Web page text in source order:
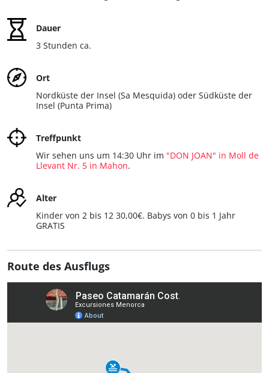
Dauer
3 Stunden ca.
Ort
Nordküste der Insel (Sa Mesquida) oder Südküste der
Insel (Punta Prima)
Treffpunkt
Wir sehen uns um 14:30 Uhr im "DON JOAN" in Moll de
Llevant Nr. 5 in Mahon.
Alter
Kinder von 2 bis 12 30,00€. Babys von 0 bis 1 Jahr
GRATIS
Route des Ausflugs